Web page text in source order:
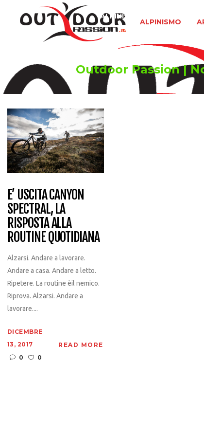
ALPINISMO
ALPINISMO
Outdoor Passion |
E’ USCITA CANYON
SPECTRAL, LA
RISPOSTA ALLA
ROUTINE QUOTIDIANA
Alzarsi. Andare a lavorare.
Andare a casa. Andare a letto.
Ripetere. La routine èil nemico.
Riprova. Alzarsi. Andare a
lavorare....
DICEMBRE
13, 2017
0
0
READ MORE